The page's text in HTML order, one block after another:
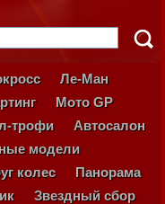
Ле-Ман
Мото GP
трофи
Автосалон
модели
колес
Панорама
Звездный сбор